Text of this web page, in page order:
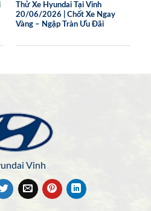
Thử Xe Hyundai Tại Vinh
20/06/2026 | Chốt Xe Ngay
Vàng – Ngập Tràn Ưu Đãi
Vinh